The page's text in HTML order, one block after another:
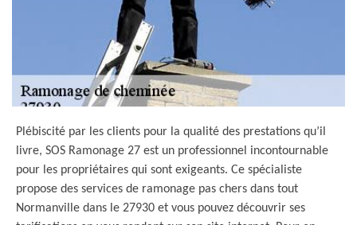
Plébiscité par les clients pour la qualité des prestations qu’il
livre, SOS Ramonage 27 est un professionnel incontournable
pour les propriétaires qui sont exigeants. Ce spécialiste
propose des services de ramonage pas chers dans tout
Normanville dans le 27930 et vous pouvez découvrir ses